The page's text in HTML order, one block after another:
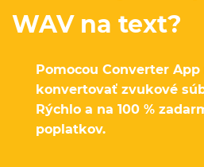
WAV na text?
Pomocou Converter
konvertovať zvukové
Rýchlo a na 100 %
poplatkov.